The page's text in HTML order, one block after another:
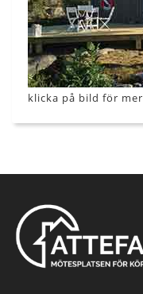
klicka på bild för